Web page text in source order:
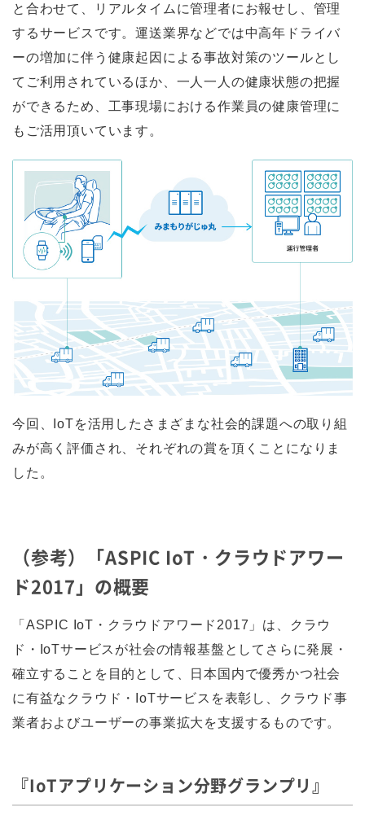
と合わせて、リアルタイムに管理者にお報せし、管理
するサービスです。運送業界などでは中高年ドライバ
ーの増加に伴う健康起因による事故対策のツールとし
てご利用されているほか、一人一人の健康状態の把握
ができるため、工事現場における作業員の健康管理に
もご活用頂いています。
今回、IoTを活用したさまざまな社会的課題への取り組
みが高く評価され、それぞれの賞を頂くことになりま
した。
（参考）「ASPIC IoT・クラウドアワー
ド2017」の概要
「ASPIC IoT・クラウドアワード2017」は、クラウ
ド・IoTサービスが社会の情報基盤としてさらに発展・
確立することを目的として、日本国内で優秀かつ社会
に有益なクラウド・IoTサービスを表彰し、クラウド事
業者およびユーザーの事業拡大を支援するものです。
『IoTアプリケーション分野グランプリ』